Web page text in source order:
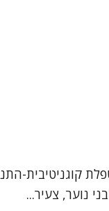
נוער, צעיר...